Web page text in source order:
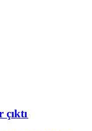
çıktı